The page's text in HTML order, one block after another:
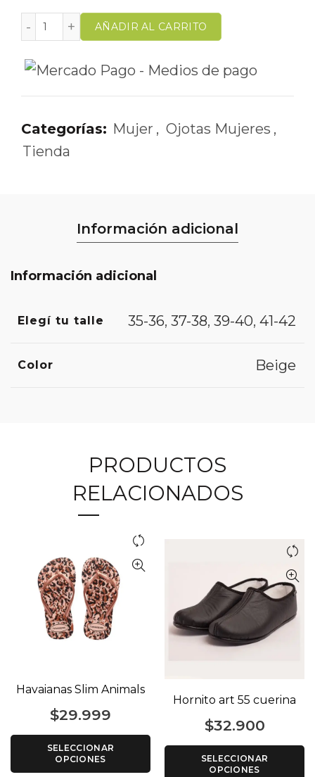
AÑADIR AL CARRITO
Categorías: Mujer , Ojotas Mujeres ,
Tienda
Información adicional
Información adicional
Elegí tu talle 35-36, 37-38, 39-40, 41-42
Color Beige
PRODUCTOS
RELACIONADOS
Havaianas Slim Animals
$29.999
SELECCIONAR
OPCIONES
Hornito art 55 cuerina
$32.900
SELECCIONAR
OPCIONES